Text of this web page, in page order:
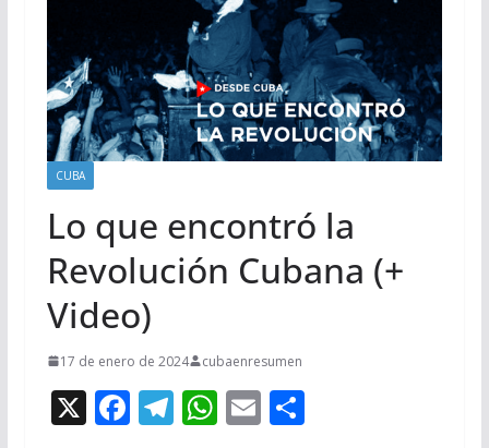
CUBA
Lo que encontró la
Revolución Cubana (+
Video)
17 de enero de 2024 cubaenresumen
X F T W E C